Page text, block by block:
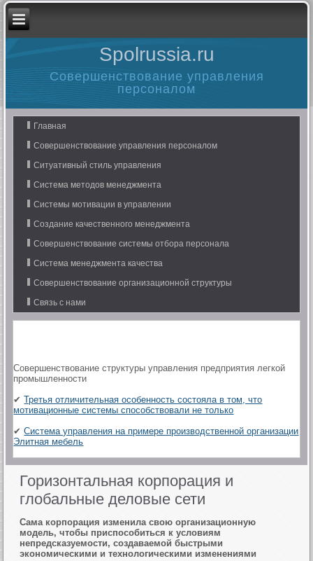
Spolrussia.ru
Совершенствование управления
персоналом
Главная
Совершенствование управления персоналом
Ситуативный стиль управления
Система методов менеджмента
Системы мотивации в управлении
Создание качественного менеджмента
Совершенствование системы отбора персонала
Система менеджмента качества
Совершенствование организационной структуры
Связь с нами
Совершенствование структуры управления предприятия легкой
промышленности
✔Третья отличительная особенность состояла в том, что
мотивационные системы способствовали не только
✔Система управления на примере производственной организации
Элитная мебель
Горизонтальная корпорация и
глобальные деловые сети
Сама корпорация изменила свою организационную
модель, чтобы приспособиться к условиям
непредсказуемости, создаваемой быстрыми
экономическими и технологическими изменениями